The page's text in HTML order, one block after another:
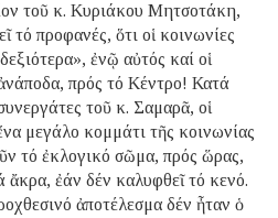
τοῦ κ. Κυριάκου Μητσοτάκη,
τό προφανές, ὅτι οἱ κοινωνίες
ἐνῷ αὐτός καί οἱ
πρός τό Κέντρο! Κατά
τοῦ κ. Σαμαρᾶ, οἱ
μεγάλο κομμάτι τῆς κοινωνίας
τό ἐκλογικό σῶμα, πρός ὥρας,
ἄκρα, ἐάν δέν καλυφθεῖ τό κενό.
ἀποτέλεσμα δέν ἦταν ὁ